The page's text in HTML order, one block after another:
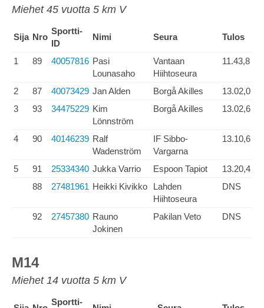
Miehet 45 vuotta 5 km V
Sija Nro
Sportti-
ID
Nimi Seura Tulos
1 89 40057816 Pasi
Lounasaho
Vantaan
Hiihtoseura
11.43,8
2 87 40073429 Jan Alden Borgå Akilles
13.02,0
3
93 34475229 Kim
Lönnström
Borgå Akilles 13.02,6
4 90 40146239 Ralf
Wadenström
IF Sibbo-
Vargarna
13.10,6
5 91 25334340 Jukka Varrio Espoon Tapiot
13.20,4
88
27481961 Heikki Kivikko
Lahden
Hiihtoseura
DNS
92 27457380 Rauno
Jokinen
Pakilan Veto DNS
M14
Miehet 14 vuotta 5 km V
Sportti-